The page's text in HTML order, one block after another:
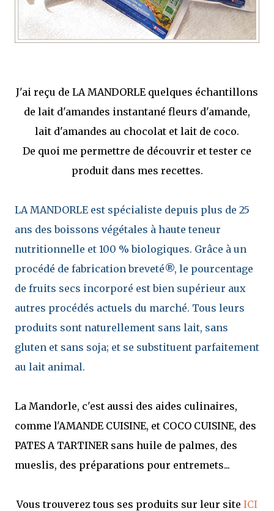
J'ai reçu de LA MANDORLE quelques échantillons
de lait d'amandes instantané fleurs d'amande,
lait d'amandes au chocolat et lait de coco.
De quoi me permettre de découvrir et tester ce
produit dans mes recettes.
LA MANDORLE est spécialiste depuis plus de 25
ans des boissons végétales à haute teneur
nutritionnelle et 100 % biologiques. Grâce à un
procédé de fabrication breveté®, le pourcentage
de fruits secs incorporé est bien supérieur aux
autres procédés actuels du marché. Tous leurs
produits sont naturellement sans lait, sans
gluten et sans soja; et se substituent parfaitement
au lait animal.
La Mandorle, c'est aussi des aides culinaires,
comme l'AMANDE CUISINE, et COCO CUISINE, des
PATES A TARTINER sans huile de palmes, des
mueslis, des préparations pour entremets...
Vous trouverez tous ses produits sur leur site ICI